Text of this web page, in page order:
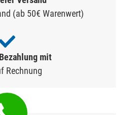
(ab 50€ Warenwert)
mit
Rechnung